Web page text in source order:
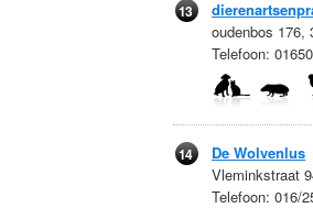
13
oudenbos 176,
Telefoon:
14
De Wolvenlus
Vleminkstraat
Telefoon: 016/